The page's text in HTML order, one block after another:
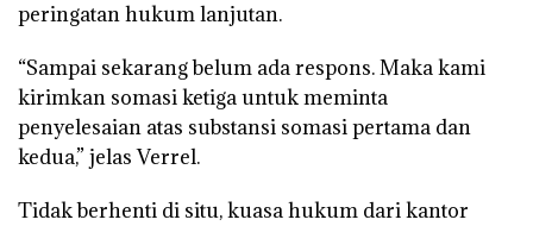
peringatan hukum lanjutan.
“Sampai sekarang belum ada respons. Maka kami
kirimkan somasi ketiga untuk meminta
penyelesaian atas substansi somasi pertama dan
kedua,” jelas Verrel.
Tidak berhenti di situ, kuasa hukum dari kantor